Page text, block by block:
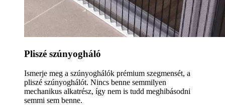
Pliszé szúnyogháló
Ismerje meg a szúnyoghálók prémium szegmensét, a
pliszé szúnyoghálót. Nincs benne semmilyen
mechanikus alkatrész, így nem is tudd meghibásodni
semmi sem benne.